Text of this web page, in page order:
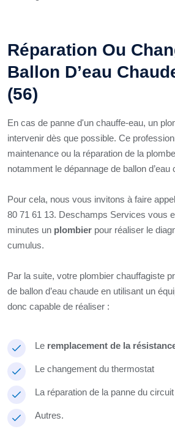
Réparation Ou
Ballon D’eau
(56)
En cas de panne d'un chauffe-eau, un
intervenir dès que possible. Ce
maintenance ou la réparation de la
notamment le dépannage de ballon
Pour cela, nous vous invitons à faire
80 71 61 13. Deschamps Services vous
minutes un plombier pour réaliser le
cumulus.
Par la suite, votre plombier chauffagiste
de ballon d’eau chaude en utilisant un
donc capable de réaliser :
Le remplacement de la
Le changement du thermostat
La réparation de la panne du circuit
Autres.